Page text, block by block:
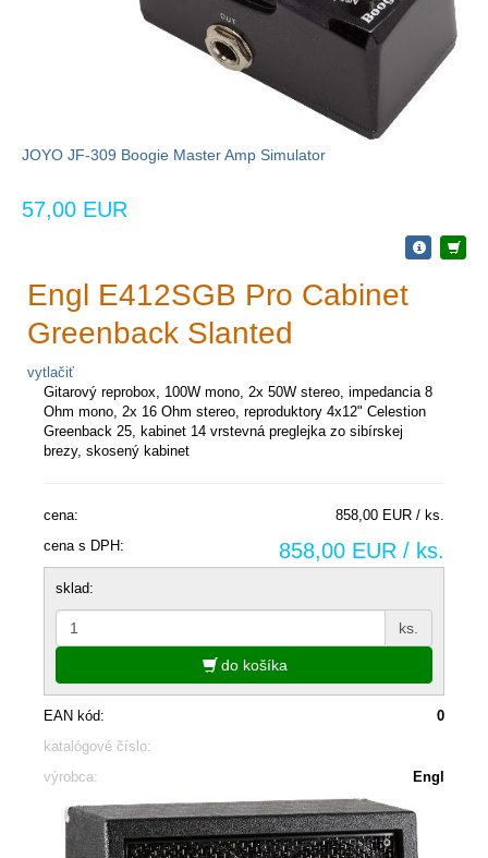
JOYO JF-309 Boogie Master Amp Simulator
57,00 EUR
Engl E412SGB Pro Cabinet
Greenback Slanted
vytlačiť
Gitarový reprobox, 100W mono, 2x 50W stereo, impedancia 8
Ohm mono, 2x 16 Ohm stereo, reproduktory 4x12" Celestion
Greenback 25, kabinet 14 vrstevná preglejka zo sibírskej
brezy, skosený kabinet
cena:
858,00 EUR / ks.
cena s DPH:
858,00 EUR / ks.
sklad:
ks.
do košíka
EAN kód:
0
katalógové číslo:
výrobca:
Engl